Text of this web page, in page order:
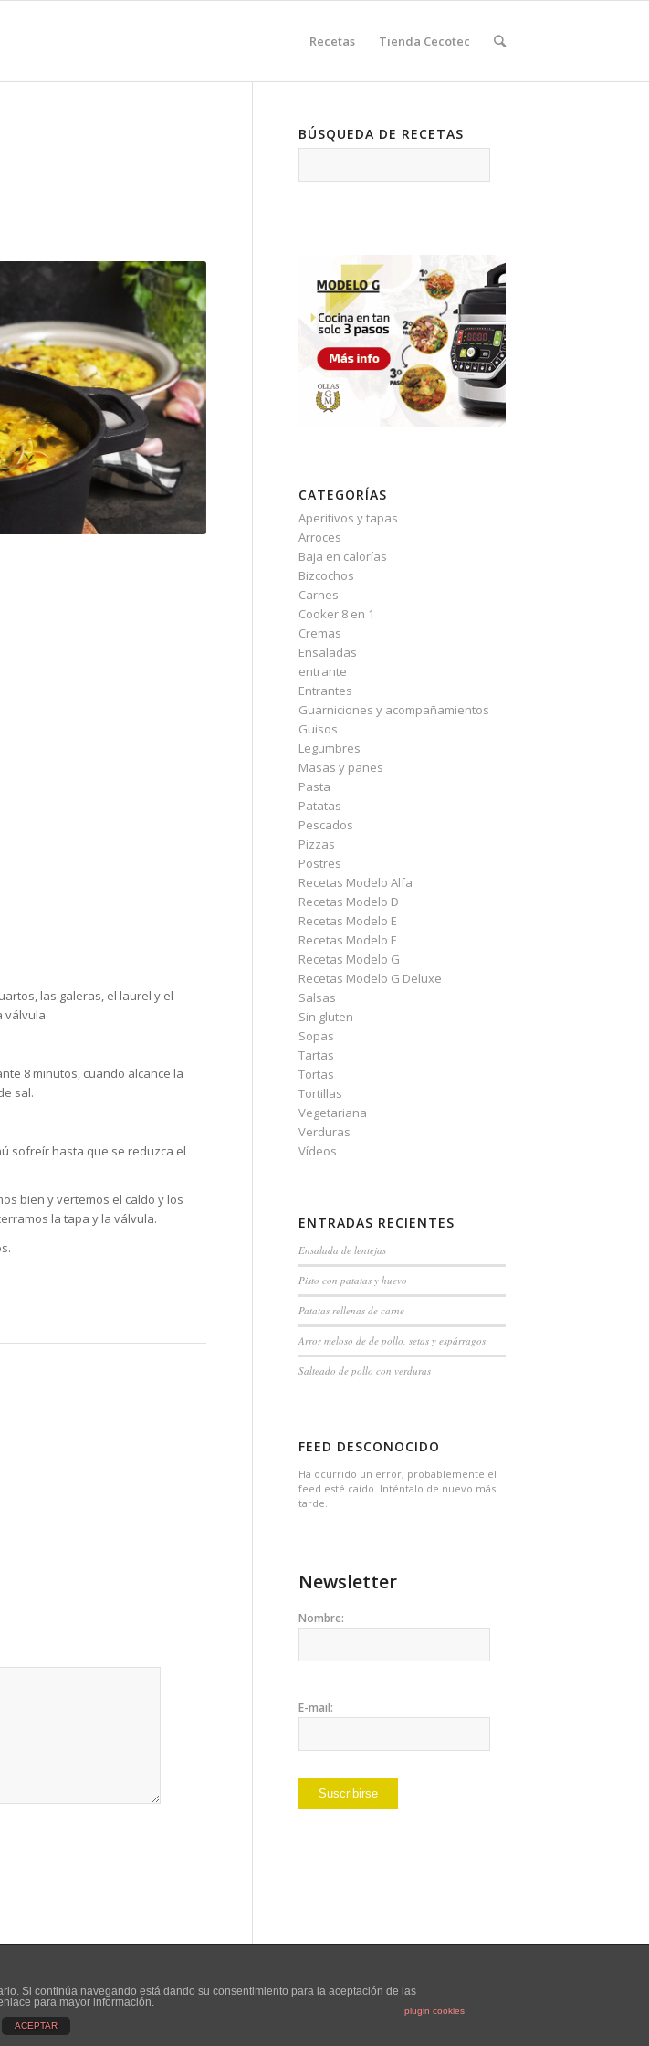
Recetas Tienda Cecotec
las galeras, el laurel y el
válvula.
8 minutos, cuando alcance la
sal.
sofreír hasta que se reduzca el
bien y vertemos el caldo y los
la tapa y la válvula.
BÚSQUEDA DE RECETAS
CATEGORÍAS
Aperitivos y tapas
Arroces
Baja en calorías
Bizcochos
Carnes
Cooker 8 en 1
Cremas
Ensaladas
entrante
Entrantes
Guarniciones y acompañamientos
Guisos
Legumbres
Masas y panes
Pasta
Patatas
Pescados
Pizzas
Postres
Recetas Modelo Alfa
Recetas Modelo D
Recetas Modelo E
Recetas Modelo F
Recetas Modelo G
Recetas Modelo G Deluxe
Salsas
Sin gluten
Sopas
Tartas
Tortas
Tortillas
Vegetariana
Verduras
Vídeos
ENTRADAS RECIENTES
Ensalada de lentejas
Pisto con patatas y huevo
Patatas rellenas de carne
Arroz meloso de de pollo, setas y espárragos
Salteado de pollo con verduras
FEED DESCONOCIDO
Ha ocurrido un error, probablemente el
feed esté caído. Inténtalo de nuevo más
tarde.
Newsletter
Nombre:
E-mail:
Si continúa navegando está dando su consentimiento para la aceptación de las
para mayor información.
plugin cookies
ACEPTAR